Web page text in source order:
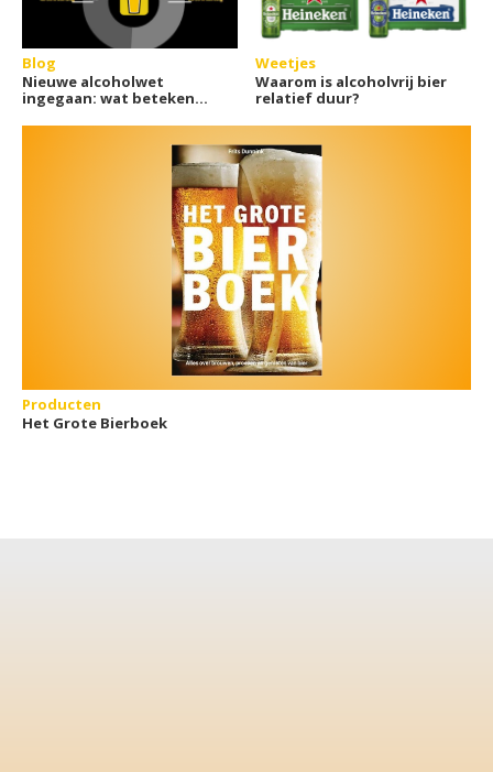
Blog
Nieuwe alcoholwet
ingegaan: wat betekent
Weetjes
Waarom is alcoholvrij bier
relatief duur?
Producten
Het Grote Bierboek